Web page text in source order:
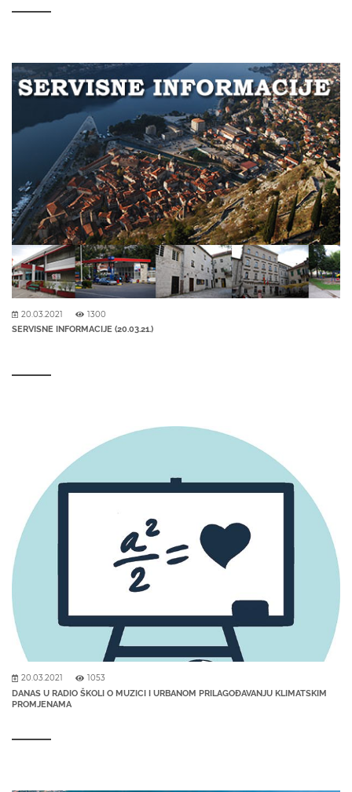
20.03.2021 1300
SERVISNE INFORMACIJE (20.03.21.)
20.03.2021 1053
DANAS U RADIO ŠKOLI O MUZICI I URBANOM PRILAGOĐAVANJU KLIMATSKIM
PROMJENAMA